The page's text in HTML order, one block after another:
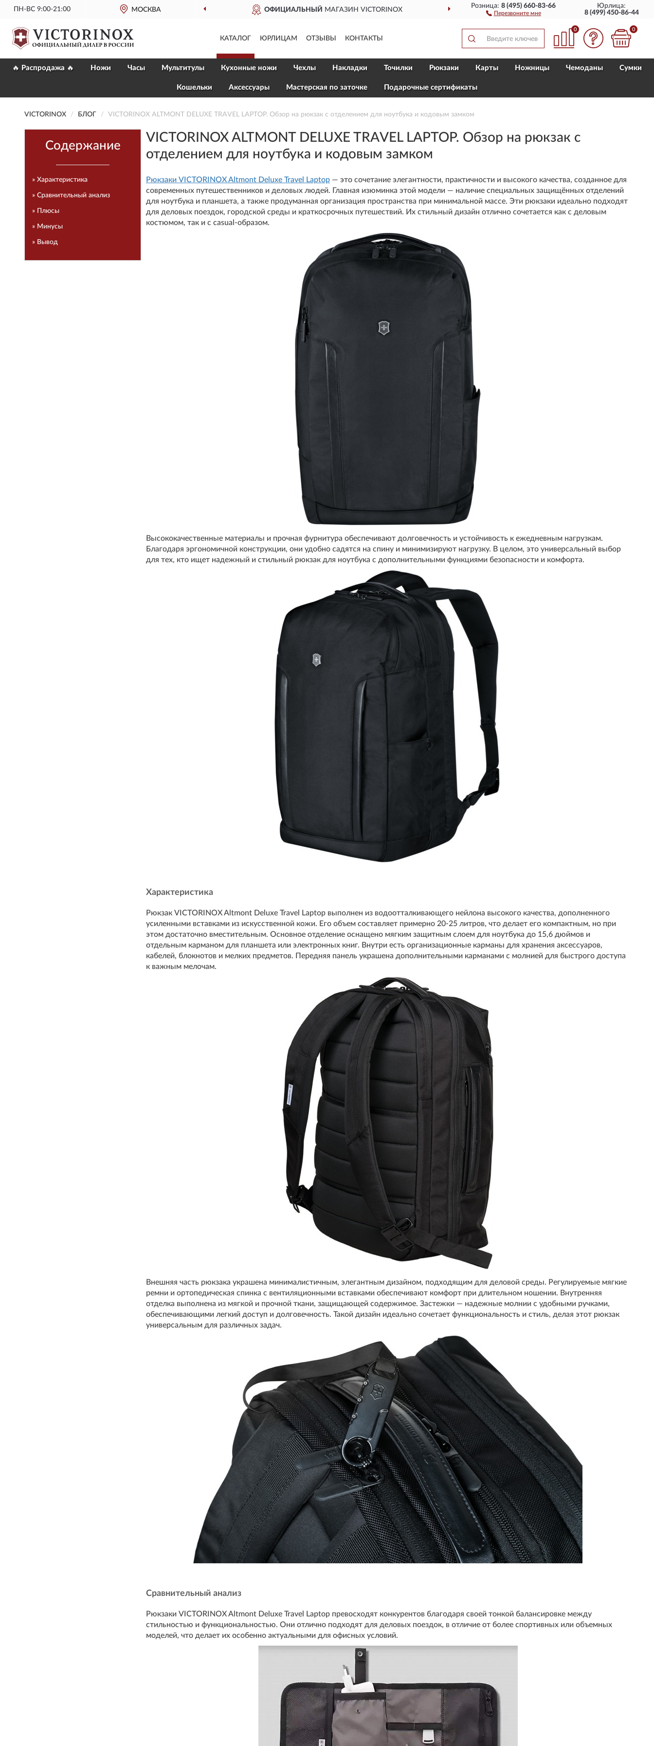
ПН-ВС 9:00-21:00 МОСКВА
ОФИЦИАЛЬНЫЙ МАГАЗИН VICTORINOX ПО ВСЕЙ РОССИИ
Розница:8 (495) 660-83-66
Перезвоните мне
Юрлица:
8 (499) 450-86-44
КАТАЛОГ ЮРЛИЦАМ ОТЗЫВЫ КОНТАКТЫ
0 0
🔥 Распродажа 🔥 Ножи Часы Мультитулы Кухонные ножи Чехлы Накладки Точилки Рюкзаки Карты Ножницы Чемоданы Сумки
Кошельки Aксессуары Мастерская по заточке Подарочные сертификаты
VICTORINOX БЛОГ VICTORINOX ALTMONT DELUXE TRAVEL LAPTOP. Обзор на рюкзак с отделением для ноутбука и кодовым замком
Содержание
» Характеристика
» Сравнительный анализ
» Плюсы
» Минусы
» Вывод
VICTORINOX ALTMONT DELUXE TRAVEL LAPTOP. Обзор на рюкзак с
отделением для ноутбука и кодовым замком
Рюкзаки VICTORINOX Altmont Deluxe Travel Laptop — это сочетание элегантности, практичности и высокого качества, созданное для
современных путешественников и деловых людей. Главная изюминка этой модели — наличие специальных защищённых отделений
для ноутбука и планшета, а также продуманная организация пространства при минимальной массе. Эти рюкзаки идеально подходят
для деловых поездок, городской среды и краткосрочных путешествий. Их стильный дизайн отлично сочетается как с деловым
костюмом, так и с casual-образом.
Высококачественные материалы и прочная фурнитура обеспечивают долговечность и устойчивость к ежедневным нагрузкам.
Благодаря эргономичной конструкции, они удобно садятся на спину и минимизируют нагрузку. В целом, это универсальный выбор
для тех, кто ищет надежный и стильный рюкзак для ноутбука с дополнительными функциями безопасности и комфорта.
Характеристика
Рюкзак VICTORINOX Altmont Deluxe Travel Laptop выполнен из водоотталкивающего нейлона высокого качества, дополненного
усиленными вставками из искусственной кожи. Его объем составляет примерно 20-25 литров, что делает его компактным, но при
этом достаточно вместительным. Основное отделение оснащено мягким защитным слоем для ноутбука до 15,6 дюймов и
отдельным карманом для планшета или электронных книг. Внутри есть организационные карманы для хранения аксессуаров,
кабелей, блокнотов и мелких предметов. Передняя панель украшена дополнительными карманами с молнией для быстрого доступа
к важным мелочам.
Внешняя часть рюкзака украшена минималистичным, элегантным дизайном, подходящим для деловой среды. Регулируемые мягкие
ремни и ортопедическая спинка с вентиляционными вставками обеспечивают комфорт при длительном ношении. Внутренняя
отделка выполнена из мягкой и прочной ткани, защищающей содержимое. Застежки — надежные молнии с удобными ручками,
обеспечивающими легкий доступ и долговечность. Такой дизайн идеально сочетает функциональность и стиль, делая этот рюкзак
универсальным для различных задач.
Сравнительный анализ
Рюкзаки VICTORINOX Altmont Deluxe Travel Laptop превосходят конкурентов благодаря своей тонкой балансировке между
стильностью и функциональностью. Они отлично подходят для деловых поездок, в отличие от более спортивных или объемных
моделей, что делает их особенно актуальными для офисных условий.